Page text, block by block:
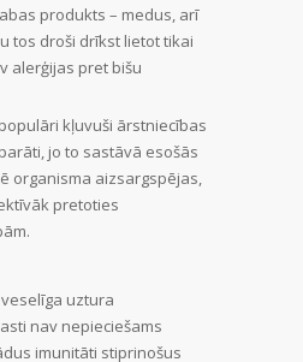
produkts – medus, arī
tos droši drīkst lietot tikai
alerģijas pret bišu
kļuvuši ārstniecības
jo to sastāvā esošās
organisma aizsargspējas,
pretoties
uztura
nav nepieciešams
imunitāti stiprinošus